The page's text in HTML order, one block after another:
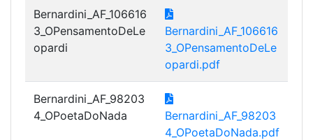
Bernardini_AF_106616
3_OPensamentoDeLe
opardi
Bernardini_AF_106616
3_OPensamentoDeLe
opardi.pdf
Bernardini_AF_98203
4_OPoetaDoNada
Bernardini_AF_98203
4_OPoetaDoNada.pdf